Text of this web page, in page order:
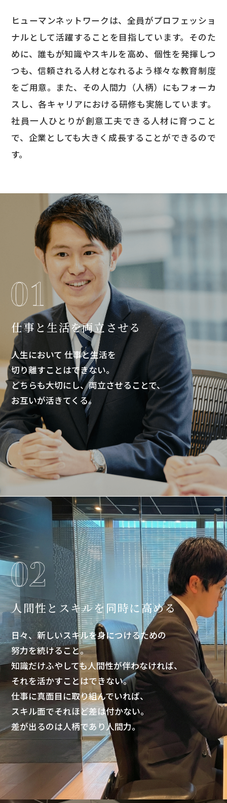
ヒューマンネットワークは、全員がプロフェッショ
ナルとして活躍することを目指しています。そのた
めに、誰もが知識やスキルを高め、個性を発揮しつ
つも、信頼される人材となれるよう様々な教育制度
をご用意。また、その人間力（人柄）にもフォーカ
スし、各キャリアにおける研修も実施しています。
社員一人ひとりが創意工夫できる人材に育つこと
で、企業としても大きく成長することができるので
す。
仕事と生活を両立させる
人生において 仕事と生活を
切り離すことはできない。
どちらも大切にし、両立させることで、
お互いが活きてくる。
人間性とスキルを同時に高める
日々、新しいスキルを身につけるための
努力を続けること。
知識だけふやしても人間性が伴わなければ、
それを活かすことはできない。
仕事に真面目に取り組んでいれば、
スキル面でそれほど差は付かない。
差が出るのは人柄であり人間力。